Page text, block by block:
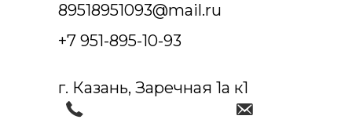
+7 951-895-10-93
89518951093@mail.ru
г. Казань, Заречная 1а к1